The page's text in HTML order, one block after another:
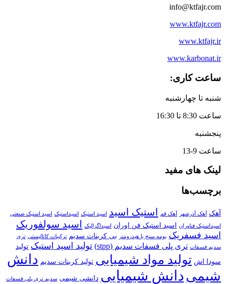
info@ktfajr.com
www.ktfajr.com
www.ktfajr.ir
www.karbonat.ir
ساعت کاری:
شنبه تا چهارشنبه
ساعت 8:30 تا 16:30
پنجشنبه
ساعت 9-13
لینک های مفید
برچسب‌ها
آهک آهک آذرشهر آهک قم استیک اسید اسید استیک اسیداستیک اسید استیک صنعتی
اسیداستیک فناوران اسید استیک فن اوران اسیداگزالیک اسید سولفوریک
اسید فسفریک بومه سنج یا هیدرومتر بی کربنات سدیم ترکیبات کاتالیستی تری
سدیم فسفات تری پلی فسفات سدیم (stpp) تولید اسید استیک تولید
سودا اش تولید مواد شیمیایی تولید کربنات سدیم دانش
شیمی دانش شیمیایی دانشی شیمی سدیم تری پلی فسفات